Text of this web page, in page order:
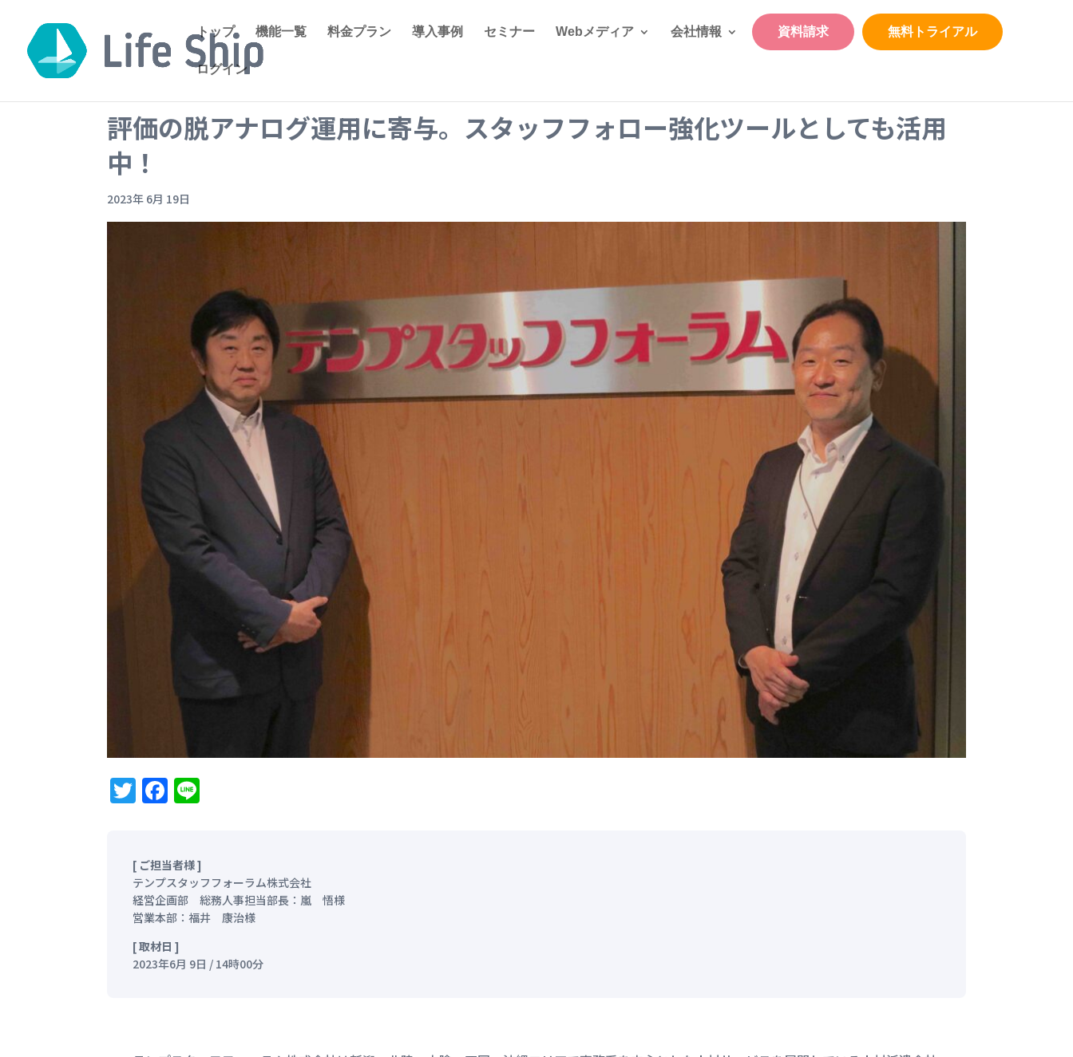
トップ 機能一覧 料金プラン 導入事例 セミナー Webメディア 会社情報 資料請求 無料トライアル
ログイン
評価の脱アナログ運用に寄与。スタッフフォロー強化ツールとしても活用
中！
2023年 6月 19日
TwitterFacebook
[ ご担当者様 ]
テンプスタッフフォーラム株式会社
経営企画部 総務人事担当部長： 嵐 悟様
営業本部 ：福井 康治様
[ 取材日 ]
2023年6月 9日 / 14時00分